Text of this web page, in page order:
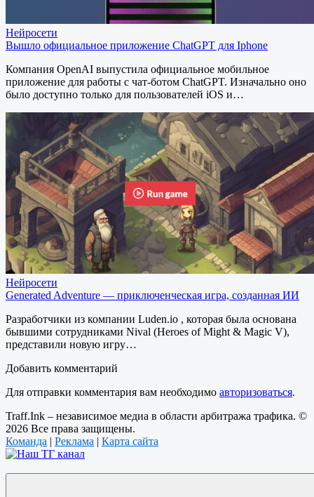
Нейросети
Вышло официальное приложение ChatGPT для Iphone
Компания OpenAI выпустила официальное мобильное
приложение для работы с чат-ботом ChatGPT. Изначально оно
было доступно только для пользователей iOS и…
Нейросети
Generated Adventure — приключенческая игра, созданная ИИ
Разработчики из компании Luden.io , которая была основана
бывшими сотрудниками Nival (Heroes of Might & Magic V),
представили новую игру…
Добавить комментарий
Для отправки комментария вам необходимо авторизоваться.
Traff.Ink – независимое медиа в области арбитража трафика. ©
2026 Все права защищены.
Команда | Реклама | Карта сайта